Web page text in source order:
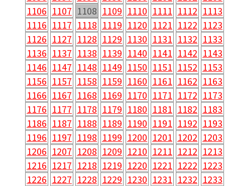
1106 1107 1108 1109 1110 1111 1112 1113
1116 1117 1118 1119 1120 1121 1122 1123
1126 1127 1128 1129 1130 1131 1132 1133
1136 1137 1138 1139 1140 1141 1142 1143
1146 1147 1148 1149 1150 1151 1152 1153
1156 1157 1158 1159 1160 1161 1162 1163
1166 1167 1168 1169 1170 1171 1172 1173
1176 1177 1178 1179 1180 1181 1182 1183
1186 1187 1188 1189 1190 1191 1192 1193
1196 1197 1198 1199 1200 1201 1202 1203
1206 1207 1208 1209 1210 1211 1212 1213
1216 1217 1218 1219 1220 1221 1222 1223
1226 1227 1228 1229 1230 1231 1232 1233